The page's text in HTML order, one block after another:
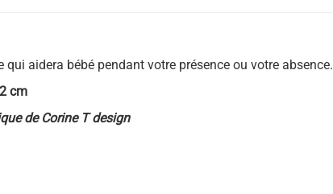
aidera bébé pendant votre présence ou votre absence.
cm
de Corine T design